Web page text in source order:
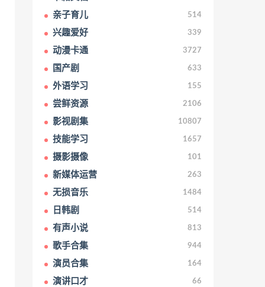
亲子育儿 514
兴趣爱好 339
动漫卡通 3727
国产剧 633
外语学习 155
尝鲜资源 2106
影视剧集 10807
技能学习 1657
摄影摄像 101
新媒体运营 263
无损音乐 1484
日韩剧 514
有声小说 813
歌手合集 944
演员合集 164
演讲口才 66